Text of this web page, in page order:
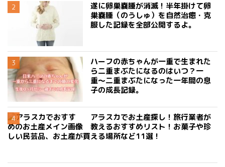
遂に卵巣嚢腫が消滅！半年掛けて卵
巣嚢腫（のうしゅ）を自然治癒・克
服した記録を全部公開するよ。
ハーフの赤ちゃんが一重で生まれた
ら二重まぶたになるのはいつ？一
重〜二重まぶたになった一年間の息
子の成長記録。
アラスカでお土産探し！旅行業者が
教えるおすすめリスト！お菓子や珍
しい民芸品、お土産が買える場所など11選！